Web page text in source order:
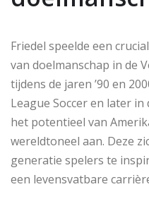
Friedel speelde een
van doelmanschap in de
tijdens de jaren ’90 en
League Soccer en later
het potentieel van
wereldtoneel aan. Deze
generatie spelers te
een levensvatbare